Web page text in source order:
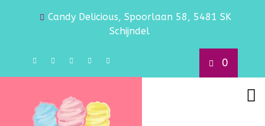
Candy Delicious, Spoorlaan 58, 5481 SK
Schijndel
0